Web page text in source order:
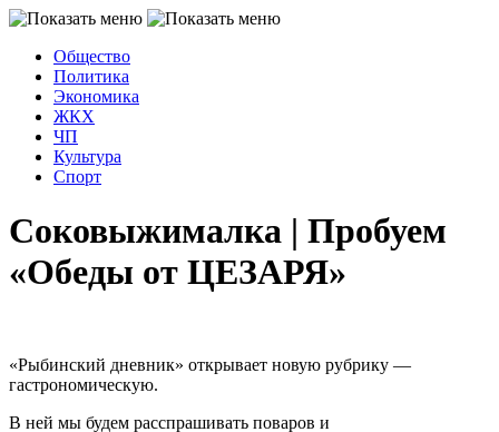
Общество
Политика
Экономика
ЖКХ
ЧП
Культура
Спорт
Соковыжималка | Пробуем
«Обеды от ЦЕЗАРЯ»
«Рыбинский дневник» открывает новую рубрику —
гастрономическую.
В ней мы будем расспрашивать поваров и